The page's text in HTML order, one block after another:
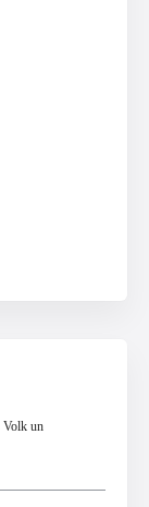
Volk un